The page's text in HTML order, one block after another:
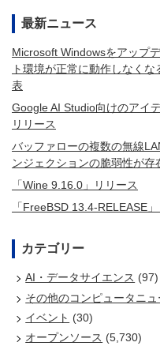
最新ニュース
Microsoft Windowsをアップ
ト環境が正常に動作しなく
表
Google AI Studio向けのアイ
リリース
バッファローの複数の無線
ンジェクションの脆弱性が
「Wine 9.16.0」リリース
「FreeBSD 13.4-RELEASE
カテゴリー
AI・データサイエンス (97)
その他のコンピュータニュ
イベント (30)
オープンソース (5,730)